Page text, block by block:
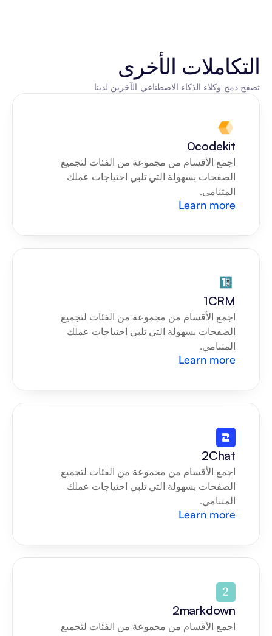
التكاملات الأخرى
تصفح دمج وكلاء الذكاء الاصطناعي الآخرين لدينا
0codekit
المتنامي.
Learn more
1CRM
المتنامي.
Learn more
2Chat
المتنامي.
Learn more
2markdown